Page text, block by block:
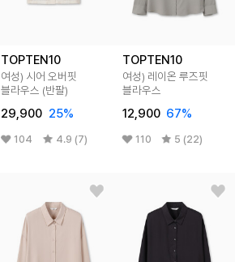
TOPTEN10
여성) 시어 오버핏
블라우스 (반팔)
29,900 25%
104 4.9 (7)
TOPTEN10
여성) 레이온 루즈핏
블라우스
12,900 67%
110 5 (22)